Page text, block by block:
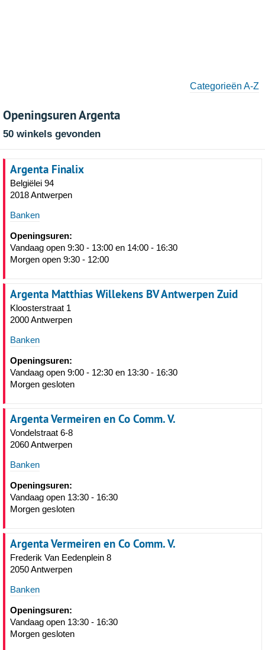
Categorieën A-Z
Openingsuren Argenta
50 winkels gevonden
Argenta Finalix
Belgiëlei 94
2018 Antwerpen
Banken
Openingsuren:
Vandaag open 9:30 - 13:00 en 14:00 - 16:30
Morgen open 9:30 - 12:00
Argenta Matthias Willekens BV Antwerpen Zuid
Kloosterstraat 1
2000 Antwerpen
Banken
Openingsuren:
Vandaag open 9:00 - 12:30 en 13:30 - 16:30
Morgen gesloten
Argenta Vermeiren en Co Comm. V.
Vondelstraat 6-8
2060 Antwerpen
Banken
Openingsuren:
Vandaag open 13:30 - 16:30
Morgen gesloten
Argenta Vermeiren en Co Comm. V.
Frederik Van Eedenplein 8
2050 Antwerpen
Banken
Openingsuren:
Vandaag open 13:30 - 16:30
Morgen gesloten